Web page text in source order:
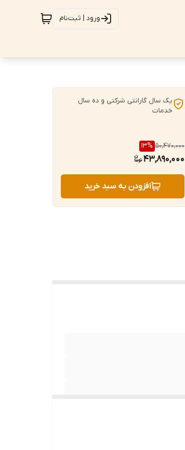
ورود | ثبت‌نام
یک سال گارانتی شرکتی و ده سال
خدمات
50,470,000
13%
43,890,000
افزودن به سبد خرید